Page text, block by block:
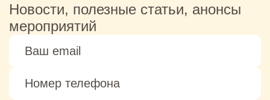
Новости, полезные статьи, анонсы
мероприятий